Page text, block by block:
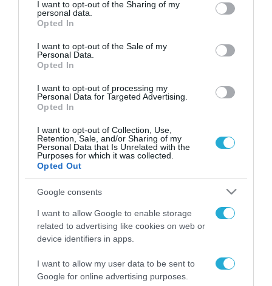
not limited to your visit or usage behaviour. You may click to
grant or deny consent to Google and its third-party tags to
use your data for below specified purposes in below Google
consent section.
I want to opt-out of the Sharing of my
personal data.
Opted In
I want to opt-out of the Sale of my
Personal Data.
Opted In
I want to opt-out of processing my
Personal Data for Targeted Advertising.
Opted In
I want to opt-out of Collection, Use,
Retention, Sale, and/or Sharing of my
Personal Data that Is Unrelated with the
Purposes for which it was collected.
Opted Out
Google consents
I want to allow Google to enable storage
related to advertising like cookies on web or
device identifiers in apps.
I want to allow my user data to be sent to
Google for online advertising purposes.
ΡΟΗ ΕΙΔΗΣΕΩΝ
Το χρηματοδοτούμενο
από την ΕΕ έργο “The
Gaming Police”
ενισχύει την ασφάλεια
διαδίκτυο
ΑΑΔΕ: Διευκρινίσεις